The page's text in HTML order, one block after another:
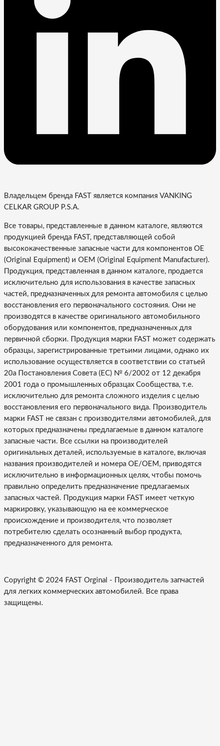
Владельцем бренда FAST является компания VANKING
CELKAR GROUP P.S.A.
Все товары, представленные в данном каталоге, являются
продукцией бренда FAST, представляющей собой
высококачественные запасные части для компонентов OE
(Original Equipment) и OEM (Original Equipment Manufacturer).
Продукция, представленная в данном каталоге, продается
исключительно для использования в качестве запасных
частей, предназначенных для ремонта автомобиля с целью
восстановления его первоначального состояния. Они не
производятся в качестве оригинального автомобильного
оборудования или компонентов, предназначенных для
первичной сборки. Продукция марки FAST может содержать
образцы, зарегистрированные третьими лицами, однако их
использование осуществляется в соответствии со статьей
20a Постановления Совета (ЕС) № 6/2002 от 12 декабря
2001 года о промышленных образцах Сообщества, т.е.
исключительно для ремонта сложного изделия с целью
восстановления его первоначального вида. Производитель
марки FAST не связан с производителями автомобилей, для
которых предназначены предлагаемые в данном каталоге
запасные части. Все ссылки на производителей
оригинальных деталей, используемые в каталоге, включая
названия производителей и номера OE/OEM, приводятся
исключительно в информационных целях, чтобы помочь
правильно определить предназначение предлагаемых
запасных частей. Продукция марки FAST имеет четкую
маркировку, указывающую на ее коммерческое
происхождение и производителя, что позволяет
потребителю сделать осознанный выбор продукта,
предназначенного для ремонта.
Copyright © 2024 FAST Orginal -
Производитель запчастей
для легких коммерческих автомобилей. Все права
защищены.